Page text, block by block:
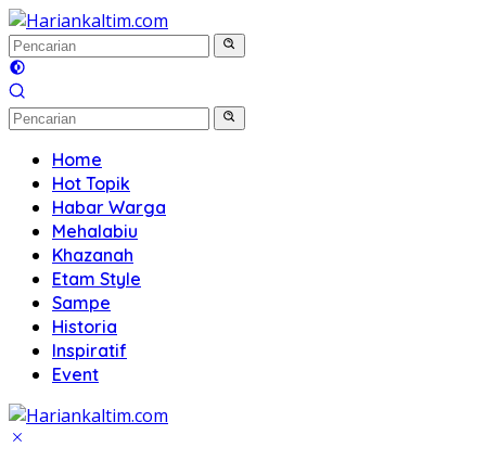
Langsung
ke
konten
Home
Hot Topik
Habar Warga
Mehalabiu
Khazanah
Etam Style
Sampe
Historia
Inspiratif
Event